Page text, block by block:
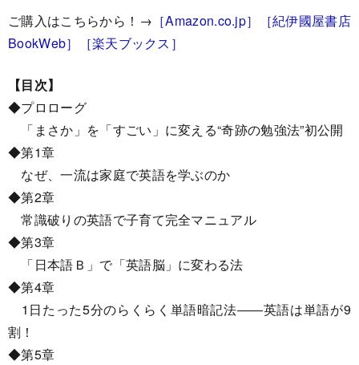
ご購入はこちらから！→ ［Amazon.co.jp］
［紀伊國屋書店
BookWeb］
［楽天ブックス］
【目次】
◆プロローグ
「まさか」を「すごい」に変える“奇跡の勉強法”初公開
◆第1章
なぜ、一流は家庭で英語を学ぶのか
◆第2章
常識破りの英語で子育て完全マニュアル
◆第3章
「日本語Ｂ」で「英語脳」に変わる法
◆第4章
1日たった5分のらくらく単語暗記法――英語は単語が9
割！
◆第5章